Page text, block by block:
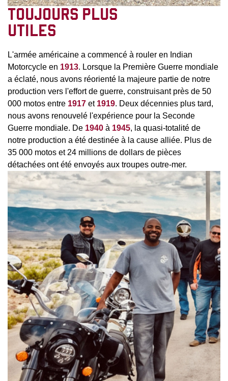
TOUJOURS PLUS
UTILES
L'armée américaine a commencé à rouler en Indian
Motorcycle en 1913. Lorsque la Première Guerre mondiale
a éclaté, nous avons réorienté la majeure partie de notre
production vers l'effort de guerre, construisant près de 50
000 motos entre 1917 et 1919. Deux décennies plus tard,
nous avons renouvelé l'expérience pour la Seconde
Guerre mondiale. De 1940 à 1945, la quasi-totalité de
notre production a été destinée à la cause alliée. Plus de
35 000 motos et 24 millions de dollars de pièces
détachées ont été envoyés aux troupes outre-mer.